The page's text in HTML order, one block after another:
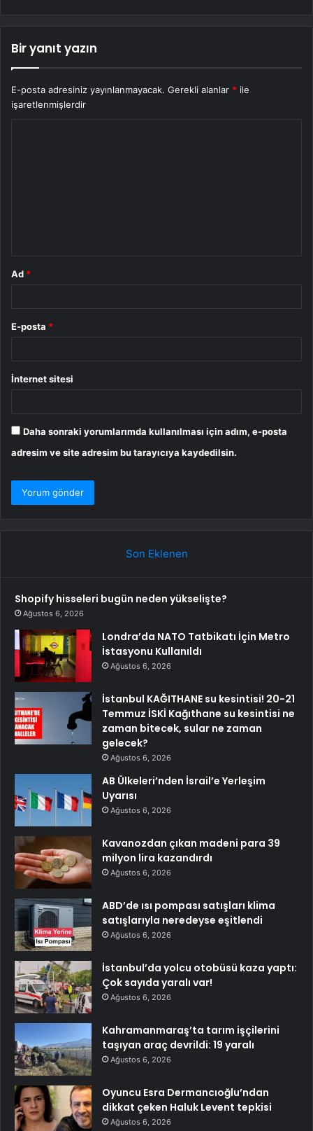
Bir yanıt yazın
E-posta adresiniz yayınlanmayacak. Gerekli alanlar * ile
işaretlenmişlerdir
Ad *
E-posta *
İnternet sitesi
Daha sonraki yorumlarımda kullanılması için adım, e-posta
adresim ve site adresim bu tarayıcıya kaydedilsin.
Son Eklenen
Shopify hisseleri bugün neden yükselişte?
Ağustos 6, 2026
Londra’da NATO Tatbikatı İçin Metro
İstasyonu Kullanıldı
Ağustos 6, 2026
İstanbul KAĞITHANE su kesintisi! 20-21
Temmuz İSKİ Kağıthane su kesintisi ne
zaman bitecek, sular ne zaman
gelecek?
Ağustos 6, 2026
AB Ülkeleri’nden İsrail’e Yerleşim
Uyarısı
Ağustos 6, 2026
Kavanozdan çıkan madeni para 39
milyon lira kazandırdı
Ağustos 6, 2026
ABD’de ısı pompası satışları klima
satışlarıyla neredeyse eşitlendi
Ağustos 6, 2026
İstanbul’da yolcu otobüsü kaza yaptı:
Çok sayıda yaralı var!
Ağustos 6, 2026
Kahramanmaraş’ta tarım işçilerini
taşıyan araç devrildi: 19 yaralı
Ağustos 6, 2026
Oyuncu Esra Dermancıoğlu’ndan
dikkat çeken Haluk Levent tepkisi
Ağustos 6, 2026